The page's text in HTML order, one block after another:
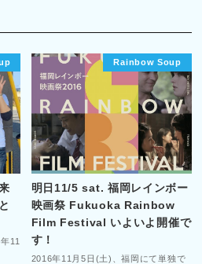
11
Rainbow Soup
明日11/5 sat. 福岡レインボー
映画祭 Fukuoka Rainbow
Film Festival いよいよ開催で
す！
2016年11月5日(土)、福岡にて単独で